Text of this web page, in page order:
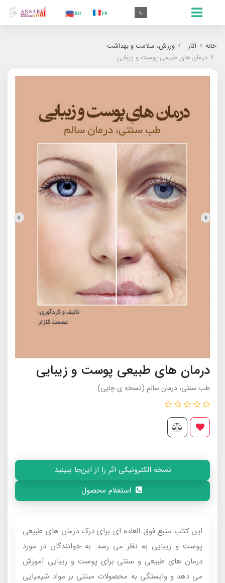
.RU
.ES
.IN
خانه آثار
ورزش، سلامت و بهداشت
درمان های طبیعی پوست و زیبایی
درمان های طبیعی پوست و زیبایی
طب سنتى، درمان سالم (نسخه ی چاپی)
نسخه الکترونیکی اثر را از این‌جا ببینید
این کتاب منبع فوق العاده ای برای درک درمان های طبیعی
پوست و زیبایی به نظر می رسد. به خوانندگان در مورد
درمان های طبیعی و سنتی برای پوست و زیبایی آموزش
می دهد و وابستگی به محصولات مبتنی بر مواد شیمیایی